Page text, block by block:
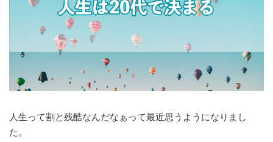
人生って割と残酷なんだなぁって最近思うようになりまし
た。